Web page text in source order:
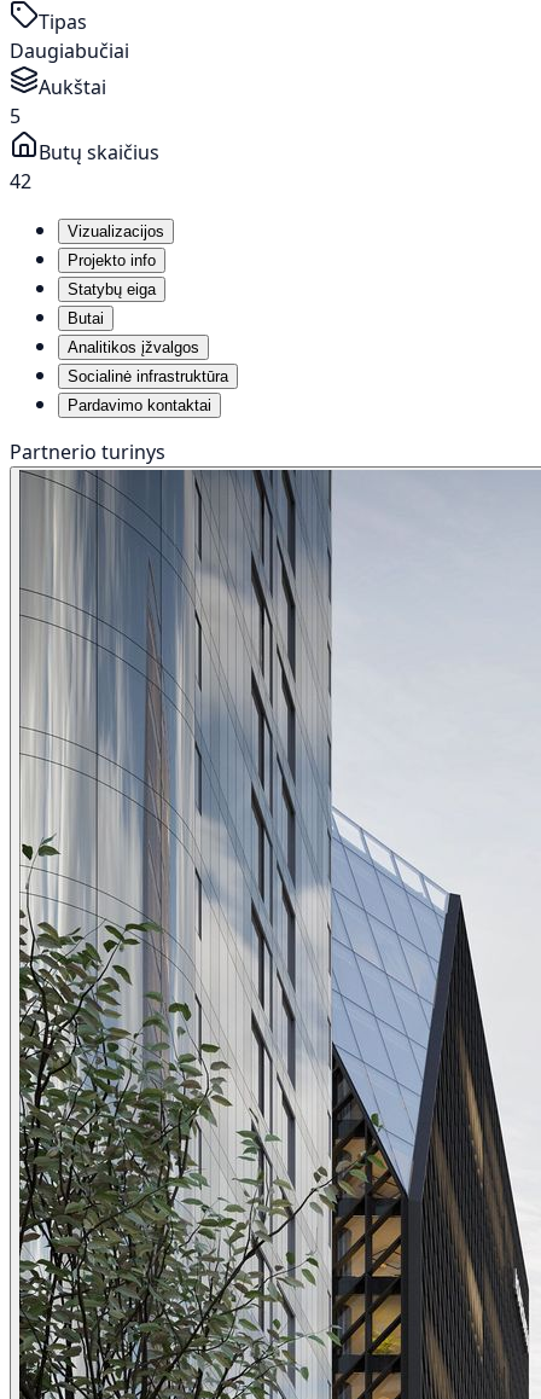
Tipas
Daugiabučiai
Aukštai
5
Butų skaičius
42
Vizualizacijos
Projekto info
Statybų eiga
Butai
Analitikos įžvalgos
Socialinė infrastruktūra
Pardavimo kontaktai
Partnerio turinys